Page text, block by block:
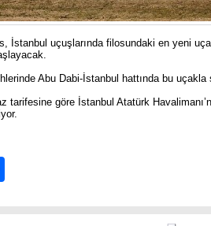
İstanbul uçuşlarında filosundaki en yeni
Abu Dabi-İstanbul hattında bu uçakla
tarifesine göre İstanbul Atatürk